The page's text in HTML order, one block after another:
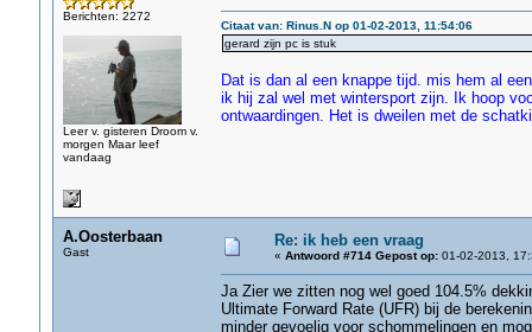
Berichten: 2272
Leer v. gisteren Droom v.
morgen Maar leef
vandaag
Citaat van: Rinus.N op 01-02-2013, 11:54:06
gerard zijn pc is stuk
Dat is dan al een knappe tijd. mis hem al
ik hij zal wel met wintersport zijn. Ik hoop
ontwaardingen. Het is dweilen met de
A.Oosterbaan
Gast
Re: ik heb een vraag
« Antwoord #714 Gepost op:01-02-2013,
Ja Zier we zitten nog wel goed 104.5%
Ultimate Forward Rate (UFR) bij de
minder gevoelig voor schommelingen en